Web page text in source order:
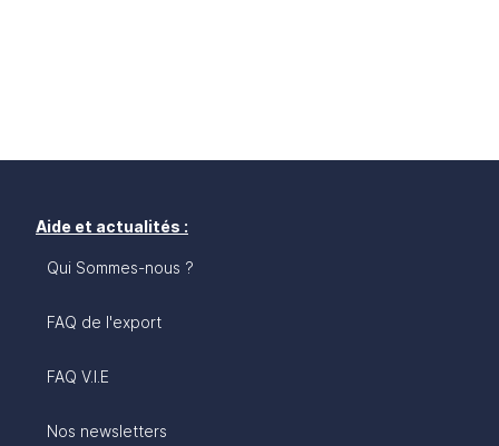
Aide et actualités :
Qui Sommes-nous ?
FAQ de l'export
FAQ V.I.E
Nos newsletters